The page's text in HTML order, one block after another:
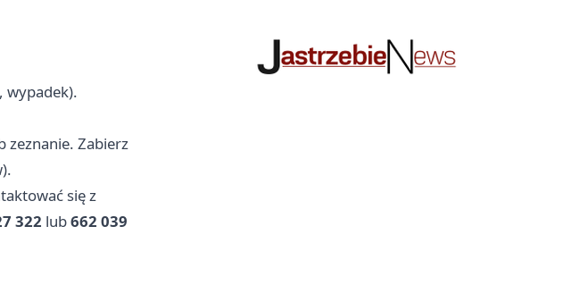
wypadek).
zeznanie. Zabierz
się z
322 lub662 039